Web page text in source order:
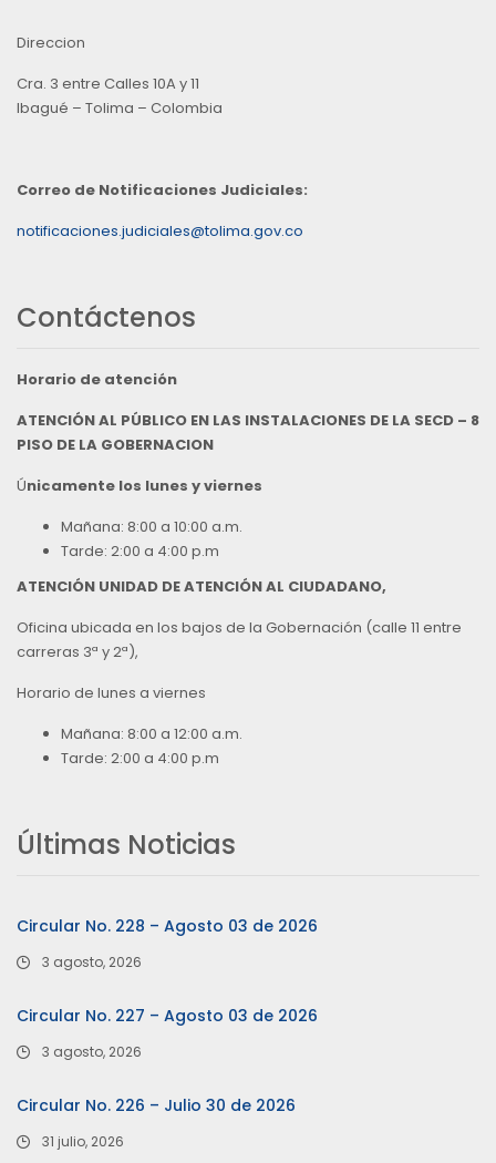
Direccion
Cra. 3 entre Calles 10A y 11
Ibagué – Tolima – Colombia
Correo de Notificaciones Judiciales:
notificaciones.judiciales@tolima.gov.co
Contáctenos
Horario de atención
ATENCIÓN AL PÚBLICO EN LAS INSTALACIONES DE LA SECD – 8
PISO DE LA GOBERNACION
Únicamente los lunes y viernes
Mañana: 8:00 a 10:00 a.m.
Tarde: 2:00 a 4:00 p.m
ATENCIÓN UNIDAD DE ATENCIÓN AL CIUDADANO,
Oficina ubicada en los bajos de la Gobernación (calle 11 entre
carreras 3ª y 2ª),
Horario de lunes a viernes
Mañana: 8:00 a 12:00 a.m.
Tarde: 2:00 a 4:00 p.m
Últimas Noticias
Circular No. 228 – Agosto 03 de 2026
3 agosto, 2026
Circular No. 227 – Agosto 03 de 2026
3 agosto, 2026
Circular No. 226 – Julio 30 de 2026
31 julio, 2026